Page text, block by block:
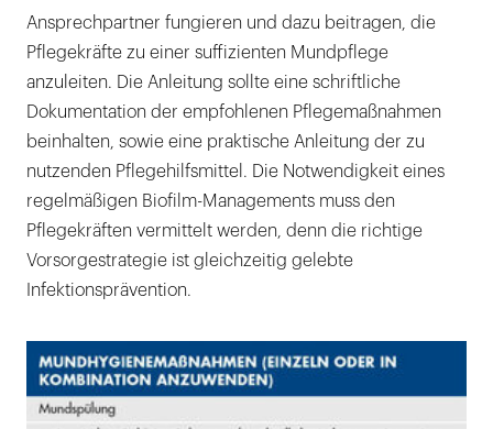
Ansprechpartner fungieren und dazu beitragen, die
Pflegekräfte zu einer suffizienten Mundpflege
anzuleiten. Die Anleitung sollte eine schriftliche
Dokumentation der empfohlenen Pflegemaßnahmen
beinhalten, sowie eine praktische Anleitung der zu
nutzenden Pflegehilfsmittel. Die Notwendigkeit eines
regelmäßigen Biofilm-Managements muss den
Pflegekräften vermittelt werden, denn die richtige
Vorsorgestrategie ist gleichzeitig gelebte
Infektionsprävention.